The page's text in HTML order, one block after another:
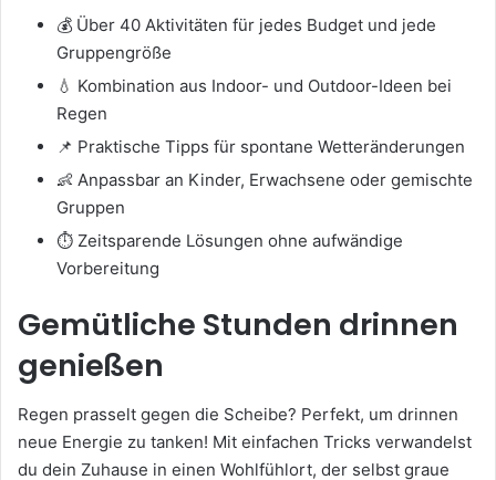
💰 Über 40 Aktivitäten für jedes Budget und jede
Gruppengröße
💧 Kombination aus Indoor- und Outdoor-Ideen bei
Regen
📌 Praktische Tipps für spontane Wetteränderungen
👶 Anpassbar an Kinder, Erwachsene oder gemischte
Gruppen
⏱️ Zeitsparende Lösungen ohne aufwändige
Vorbereitung
Gemütliche Stunden drinnen
genießen
Regen prasselt gegen die Scheibe? Perfekt, um drinnen
neue Energie zu tanken! Mit einfachen Tricks verwandelst
du dein Zuhause in einen Wohlfühlort, der selbst graue